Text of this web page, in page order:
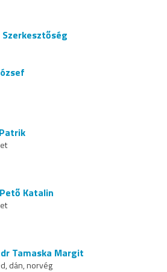
Katalin
Tamaska Margit
dán, norvég